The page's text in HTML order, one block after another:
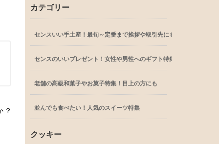
？
カテゴリー
センスいい手土産！最旬～定番まで挨拶や取引先にも
センスのいいプレゼント！女性や男性へのギフト特集
老舗の高級和菓子やお菓子特集！目上の方にも
並んでも食べたい！人気のスイーツ特集
クッキー